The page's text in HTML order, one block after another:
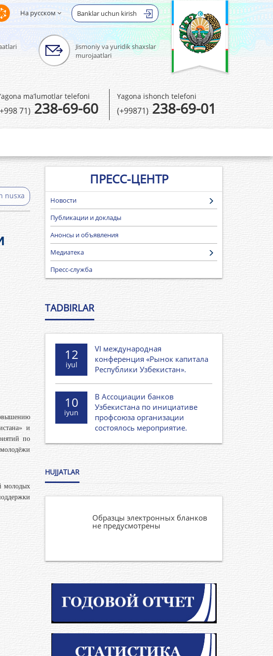
Banklar uchun kirish
На русском
Jismoniy va yuridik shaxslar
murojaatlari
ma’lumotlar telefoni
71)238-69-60
Yagona ishonch telefoni
(+99871) 238-69-01
nusxa
и
по
молодых
ПРЕСС-ЦЕНТР
Новости
Публикации и доклады
Анонсы и объявления
Медиатека
Пресс-служба
TADBIRLAR
12
iyul
VI международная
конференция «Рынок капитала
Республики Узбекистан».
10
iyun
В Ассоциации банков
Узбекистана по инициативе
профсоюза организации
состоялось мероприятие.
HUJJATLAR
Образцы электронных бланков
не предусмотрены